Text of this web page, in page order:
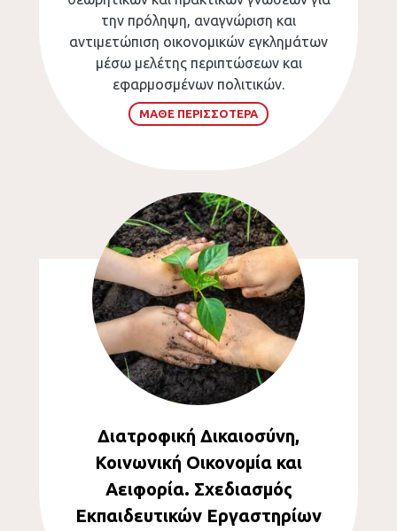
την πρόληψη, αναγνώριση και
αντιμετώπιση οικονομικών εγκλημάτων
μέσω μελέτης περιπτώσεων και
εφαρμοσμένων πολιτικών.
ΜΑΘΕ ΠΕΡΙΣΣΟΤΕΡΑ
Διατροφική Δικαιοσύνη,
Κοινωνική Οικονομία και
Αειφορία. Σχεδιασμός
Εκπαιδευτικών Εργαστηρίων